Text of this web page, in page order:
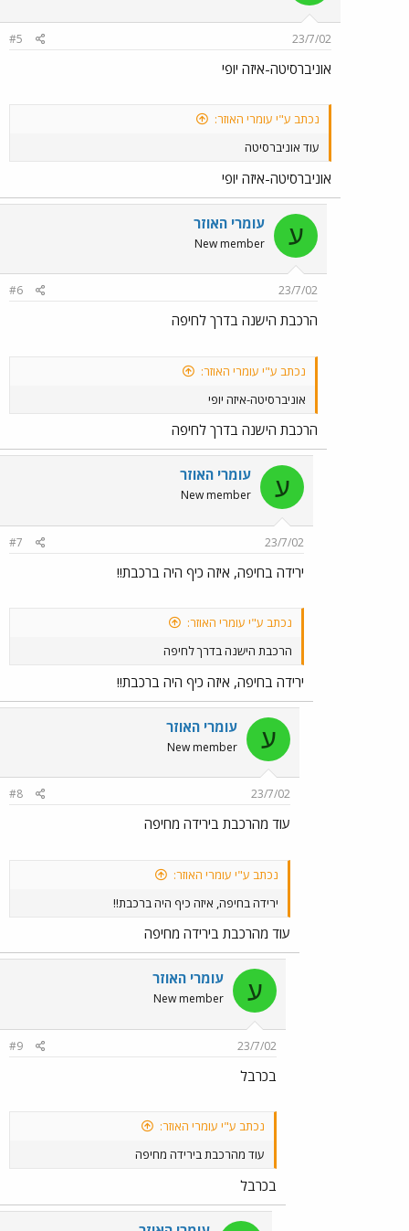
23/7/02
#5
אוניברסיטה-איזה יופי
נכתב ע"י עומרי האוזר:
עוד אוניברסיטה
אוניברסיטה-איזה יופי
ע עומרי האוזר
New member
23/7/02
#6
הרכבת הישנה בדרך לחיפה
נכתב ע"י עומרי האוזר:
אוניברסיטה-איזה יופי
הרכבת הישנה בדרך לחיפה
ע עומרי האוזר
New member
23/7/02
#7
ירידה בחיפה, איזה כיף היה ברכבת!!
נכתב ע"י עומרי האוזר:
הרכבת הישנה בדרך לחיפה
ירידה בחיפה, איזה כיף היה ברכבת!!
ע עומרי האוזר
New member
23/7/02
#8
עוד מהרכבת בירידה מחיפה
נכתב ע"י עומרי האוזר:
ירידה בחיפה, איזה כיף היה ברכבת!!
עוד מהרכבת בירידה מחיפה
ע עומרי האוזר
New member
23/7/02
#9
בכרבל
נכתב ע"י עומרי האוזר:
עוד מהרכבת בירידה מחיפה
בכרבל